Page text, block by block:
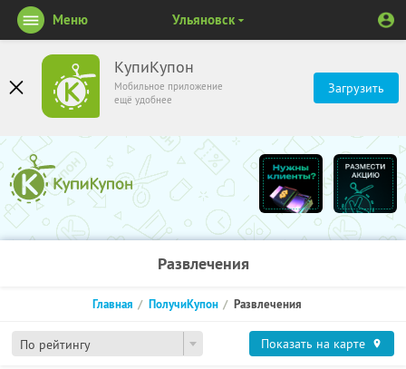
КупиКупон
Мобильное приложение
ещё удобнее
Загрузить
Меню Ульяновск
Развлечения
По рейтингу
Главная ПолучиКупон Развлечения
Показать на карте